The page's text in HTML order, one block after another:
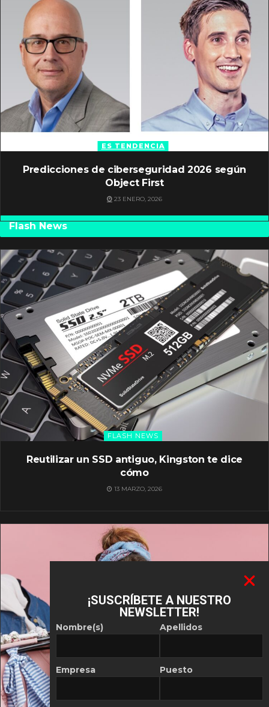
ES TENDENCIA
Predicciones de ciberseguridad 2026 según
Object First
23 ENERO, 2026
Flash News
FLASH NEWS
Reutilizar un SSD antiguo, Kingston te dice
cómo
13 MARZO, 2026
¡SUSCRÍBETE A NUESTRO
NEWSLETTER!
Nombre(s)
Empresa
Apellidos
Puesto